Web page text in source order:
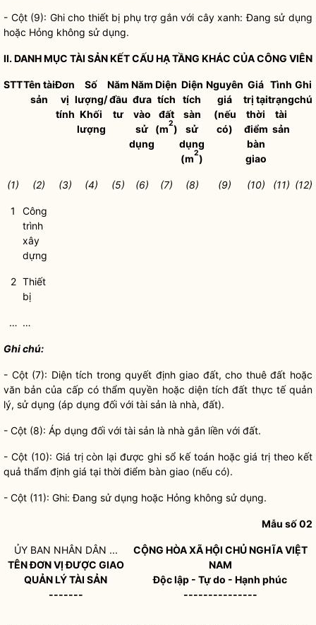
- Cột (9): Ghi cho thiết bị phụ trợ gắn với cây xanh: Đang sử dụng
hoặc Hỏng không sử dụng.
II. DANH MỤC TÀI SẢN KẾT CẤU HẠ TẦNG KHÁC CỦACÔNG VIÊN
STTTên tài
sản
Đơn
vị
tính
Số
lượng/
Khối
lượng
Năm
đầu
tư
Năm
đưa
vào
sử
dụng
Diện
tích
đất
(m2)
Diện
tích
sàn
sử
dụng
(m2)
Nguyên
giá
(nếu
có)
Giá
trị tại
thời
điểm
bàn
giao
Tình
trạng
tài
sản
Ghi
chú
(1) (2) (3) (4) (5) (6) (7) (8) (9) (10) (11) (12)
1
Công
trình
xây
dựng
2 Thiết
bị
… …
Ghi chú:
- Cột (7): Diện tích trong quyết định giao đất, cho thuê đất hoặc
văn bản của cấp có thẩmquyền hoặc diện tích đất thực tế quản
lý, sử dụng (áp dụng đối với tài sản là nhà, đất).
- Cột (8): Áp dụng đối với tài sản là nhà gắn liền với đất.
- Cột (10): Giá trị còn lại được ghi sổ kế toán hoặc giá trị theo kết
quả thẩm định giá tại thời điểm bàn giao (nếu có).
- Cột (11): Ghi: Đang sử dụng hoặc Hỏng không sử dụng.
Mẫu số 02
ỦY BAN NHÂN DÂN ...
TÊN ĐƠN VỊ ĐƯỢC GIAO
QUẢN LÝ TÀI SẢN
-------
CỘNG HÒA XÃ HỘI CHỦ NGHĨA VIỆT
NAM
Độc lập - Tự do - Hạnh phúc
---------------